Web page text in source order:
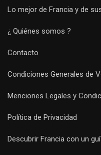
Lo mejor de Francia y de
¿ Quiénes somos ?
Contacto
Condiciones Generales de
Menciones Legales y
Política de Privacidad
Descubrir Francia con un